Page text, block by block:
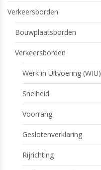
Verkeersborden
Bouwplaatsborden
Verkeersborden
Werk in Uitvoering (WIU)
Snelheid
Voorrang
Geslotenverklaring
Rijrichting